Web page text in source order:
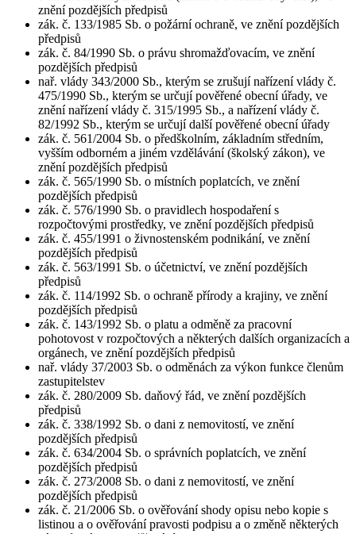
znění pozdějších předpisů
zák. č. 133/1985 Sb. o požární ochraně, ve znění pozdějších
předpisů
zák. č. 84/1990 Sb. o právu shromažďovacím, ve znění
pozdějších předpisů
nař. vlády 343/2000 Sb., kterým se zrušují nařízení vlády č.
475/1990 Sb., kterým se určují pověřené obecní úřady, ve
znění nařízení vlády č. 315/1995 Sb., a nařízení vlády č.
82/1992 Sb., kterým se určují další pověřené obecní úřady
zák. č. 561/2004 Sb. o předškolním, základním středním,
vyšším odborném a jiném vzdělávání (školský zákon), ve
znění pozdějších předpisů
zák. č. 565/1990 Sb. o místních poplatcích, ve znění
pozdějších předpisů
zák. č. 576/1990 Sb. o pravidlech hospodaření s
rozpočtovými prostředky, ve znění pozdějších předpisů
zák. č. 455/1991 o živnostenském podnikání, ve znění
pozdějších předpisů
zák. č. 563/1991 Sb. o účetnictví, ve znění pozdějších
předpisů
zák. č. 114/1992 Sb. o ochraně přírody a krajiny, ve znění
pozdějších předpisů
zák. č. 143/1992 Sb. o platu a odměně za pracovní
pohotovost v rozpočtových a některých dalších organizacích a
orgánech, ve znění pozdějších předpisů
nař. vlády 37/2003 Sb. o odměnách za výkon funkce členům
zastupitelstev
zák. č. 280/2009 Sb. daňový řád, ve znění pozdějších
předpisů
zák. č. 338/1992 Sb. o dani z nemovitostí, ve znění
pozdějších předpisů
zák. č. 634/2004 Sb. o správních poplatcích, ve znění
pozdějších předpisů
zák. č. 273/2008 Sb. o dani z nemovitostí, ve znění
pozdějších předpisů
zák. č. 21/2006 Sb. o ověřování shody opisu nebo kopie s
listinou a o ověřování pravosti podpisu a o změně některých